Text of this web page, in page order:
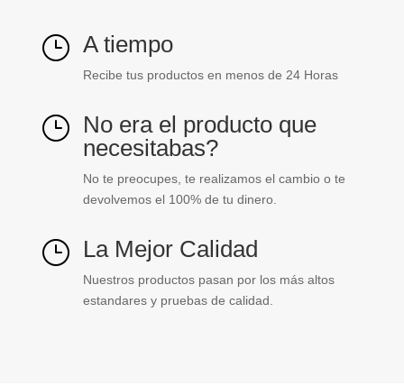
} A tiempo
Recibe tus productos en menos de 24 Horas
} No era el producto que
necesitabas?
No te preocupes, te realizamos el cambio o te
devolvemos el 100% de tu dinero.
} La Mejor Calidad
Nuestros productos pasan por los más altos
estandares y pruebas de calidad.